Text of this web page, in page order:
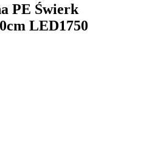
PE Świerk
LED1750